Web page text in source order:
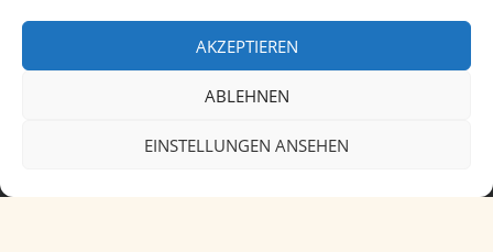
AKZEPTIEREN
ABLEHNEN
EINSTELLUNGEN ANSEHEN
Heidnische Hochzeit am 11. Juli 2015 in